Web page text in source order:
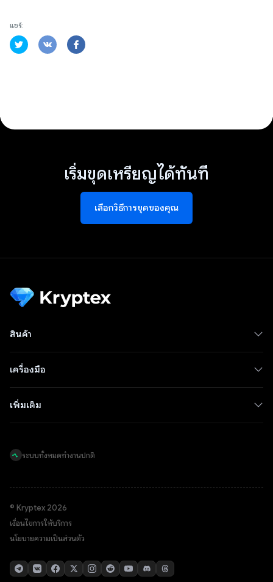
แชร์:
เริ่มขุดเหรียญได้ทันที
เลือกวิธีการขุดของคุณ
สินค้า
เครื่องมือ
เพิ่มเติม
ระบบทั้งหมดทำงานปกติ
© Kryptex 2026
เงื่อนไขการให้บริการ
นโยบายความเป็นส่วนตัว